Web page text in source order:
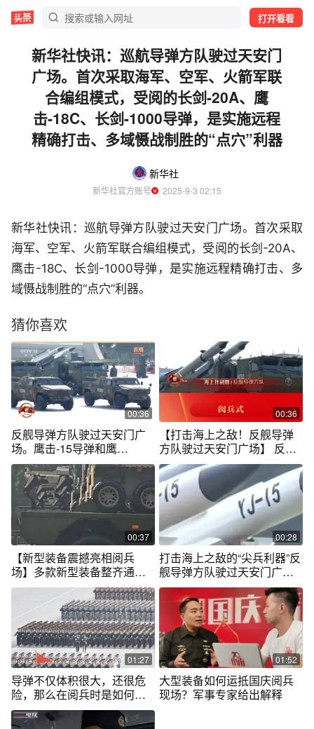
打开看看
新华社快讯：巡航导弹方队驶过天安门
广场。首次采取海军、空军、火箭军联
合编组模式，受阅的长剑-20A、鹰
击-18C、长剑-1000导弹，是实施远程
精确打击、多域慑战制胜的“点穴”利器
新华社
新华社官方账号
  2025-9-3 02:15
新华社快讯：巡航导弹方队驶过天安门广场。首次采取
海军、空军、火箭军联合编组模式，受阅的长剑-20A、
鹰击-18C、长剑-1000导弹，是实施远程精确打击、多
域慑战制胜的“点穴”利器。
猜你喜欢
00:36
反舰导弹方队驶过天安门广
场。鹰击-15导弹和鹰
击-19、鹰击-17、鹰击-20高
超声速导弹，是打击海上之
敌的“尖兵利器”。（来源：央
视新闻、人民日报）
00:36
【打击海上之敌！反舰导弹
方队驶过天安门广场】 反舰
导弹方队驶过天安门广场。
鹰击-15导弹和鹰击-19、鹰
击-17、鹰击-20高超声速导
弹，是打击海上之敌的“尖兵
利器”。 #九三盛大阅兵
00:37
【新型装备震撼亮相阅兵
场】多款新型装备整齐通过
天安门，展示国防科技最新
成果，彰显现代化作战力量
新风貌。其中，“东风-61”陆
基洲际导弹震撼登场。
00:28
打击海上之敌的“尖兵利器”反
舰导弹方队驶过天安门广场#
九三阅兵#抗战胜利80周年
01:27
导弹不仅体积很大，还很危
险，那么在阅兵时是如何运
来的呢？
01:52
大型装备如何运抵国庆阅兵
现场？军事专家给出解释